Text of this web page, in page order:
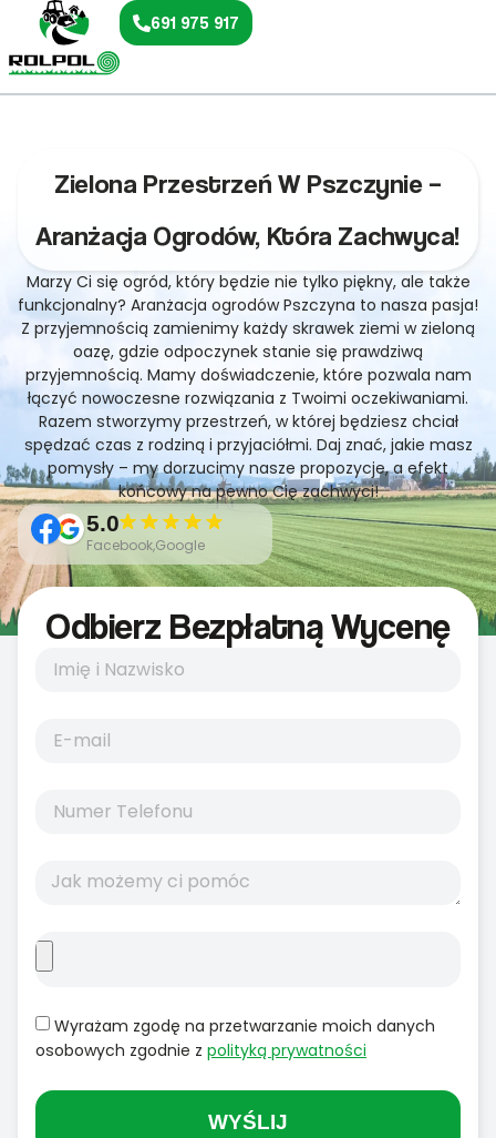
691 975 917
Zielona Przestrzeń W Pszczynie –
Aranżacja Ogrodów, Która Zachwyca!
Marzy Ci się ogród, który będzie nie tylko piękny, ale także
funkcjonalny? Aranżacja ogrodów Pszczyna to nasza pasja!
Z przyjemnością zamienimy każdy skrawek ziemi w zieloną
oazę, gdzie odpoczynek stanie się prawdziwą
przyjemnością. Mamy doświadczenie, które pozwala nam
łączyć nowoczesne rozwiązania z Twoimi oczekiwaniami.
Razem stworzymy przestrzeń, w której będziesz chciał
spędzać czas z rodziną i przyjaciółmi. Daj znać, jakie masz
pomysły – my dorzucimy nasze propozycje, a efekt
końcowy na pewno Cię zachwyci!
5.0
Facebook,Google
Odbierz Bezpłatną Wycenę
Wyrażam zgodę na przetwarzanie moich danych
osobowych zgodnie z polityką prywatności
WYŚLIJ